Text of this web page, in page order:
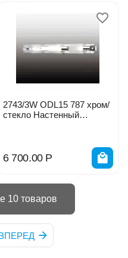
2743/3W ODL15 787 хром/
стекло Настенный
6 700.00 Р
10 товаров